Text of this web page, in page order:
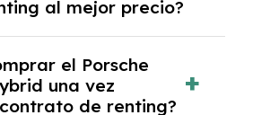
al mejor precio?
vehículos de renting con
incluidos y sin pagar
el Porsche
una vez
de renting?